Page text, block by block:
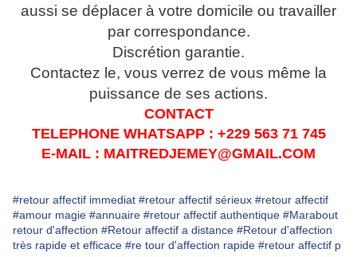
aussi se déplacer à votre domicile ou travailler
par correspondance.
Discrétion garantie.
Contactez le, vous verrez de vous même la
puissance de ses actions.
CONTACT
TELEPHONE WHATSAPP : +229 563 71 745
E-MAIL : MAITREDJEMEY@GMAIL.COM
#retour affectif immediat #retour affectif sérieux #retour affectif
#amour magie #annuaire #retour affectif authentique #Marabout
retour d'affection #Retour affectif a distance #Retour d'affection
très rapide et efficace #re tour d'affection rapide #retour affectif p